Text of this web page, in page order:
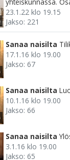
yhteiskunnassa.
23.1.22 klo 19.15
Jakso: 221
Sanaa naisilta
17.1.16 klo 19.00
Jakso: 67
Sanaa naisilta
10.1.16 klo 19.00
Jakso: 66
Sanaa naisilta
3.1.16 klo 19.00
Jakso: 65